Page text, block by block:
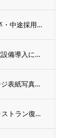
2027年新卒・中途採用情報を更新いたしました。
太陽光発電設備導入に関するお知らせ
トップページ表紙写真のご紹介 – 社内報4月号より
SL三重連ラストラン復刻＆記念撮影イベントにご招待いただきました。